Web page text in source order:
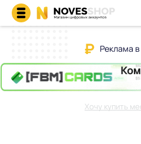
Реклама
Хочу купить